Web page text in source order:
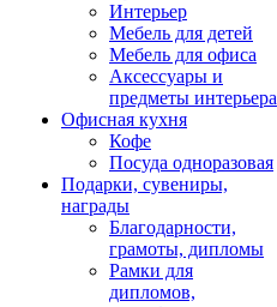
Интерьер
Мебель для детей
Мебель для офиса
Аксессуары и
предметы интерьера
Офисная кухня
Кофе
Посуда одноразовая
Подарки, сувениры,
награды
Благодарности,
грамоты, дипломы
Рамки для
дипломов,